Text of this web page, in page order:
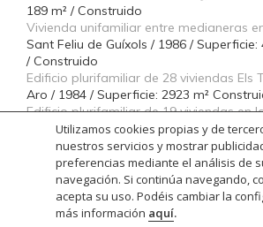
Utilizamos cookies propias y de
nuestros servicios y mostrar
preferencias mediante el análisis de
navegación. Si continúa navegando,
acepta su uso. Podéis cambiar la
más información aquí.
189 m² / Construido
Vivienda unifamiliar entre medianeras
Sant Feliu de Guíxols / 1986 / Superficie:
/ Construido
Edificio plurifamiliar de 28 viviendas Els
Aro / 1984 / Superficie: 2923 m²
Edificio plurifamiliar de 19 viviendas en
Playa de Aro / 1983 / Superficie: 2174
Hotel Bulevard, Playa de Aro / 1982 /
Construido
2BArquitectes | info@2barquitectes.com |